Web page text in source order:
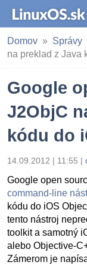
Domov Správy
na preklad z Java
Google
J2ObjC
kódu do
14.09.2012 | 11:55 |
Google open
command-line
kódu do iOS
tento nástroj
toolkit a samotný
alebo Objective-
Zámerom je